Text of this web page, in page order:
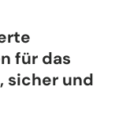
für das
sicher und